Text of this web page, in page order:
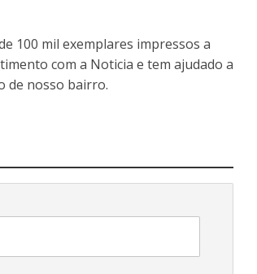
100 mil exemplares impressos a
com a Noticia e tem ajudado a
de nosso bairro.